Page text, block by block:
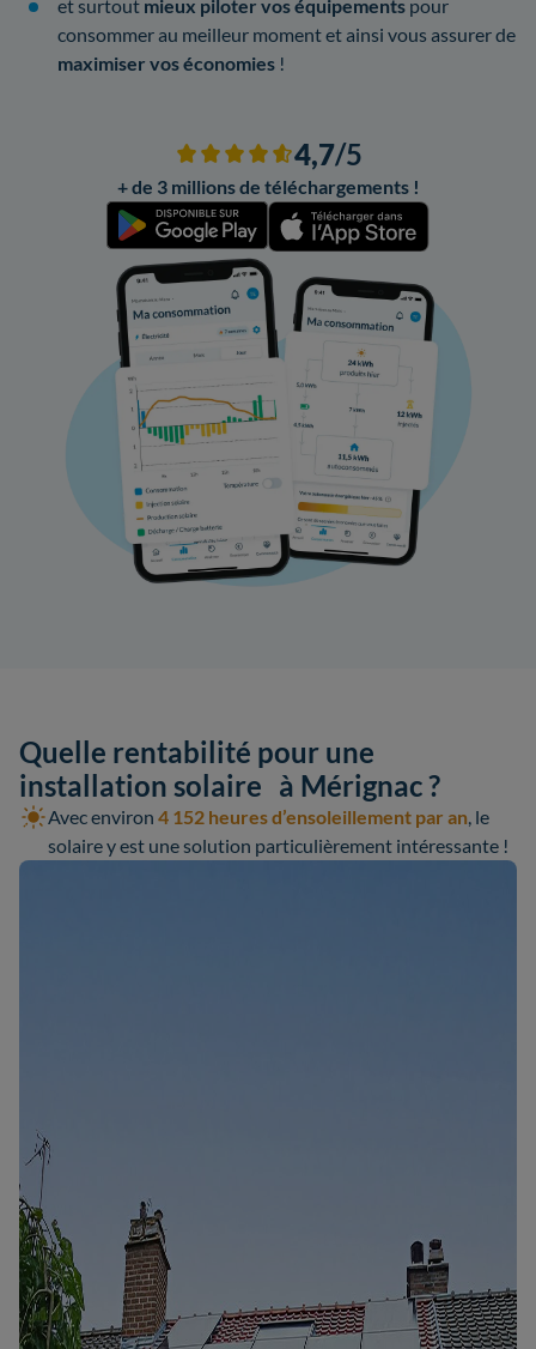
et surtout mieux piloter vos équipements pour
consommer au meilleur moment et ainsi vous assurer de
maximiser vos économies !
4,7/5
+ de 3 millions de téléchargements !
Quelle rentabilité pour une
installation solaire à Mérignac ?
Avec environ 4 152 heures d’ensoleillement par an, le
solaire y est une solution particulièrement intéressante !